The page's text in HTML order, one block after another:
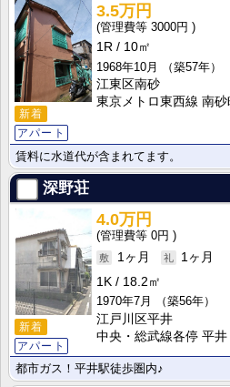
新着
アパート
3.5万円
3000円
1R
10㎡
1968年10月
（築57年）
江東区南砂
東京メトロ東西線 南
賃料に水道代が含まれてます。
深野荘
新着
アパート
4.0万円
0円
1ヶ月
1ヶ月
1K
18.2㎡
1970年7月
（築56年）
江戸川区平井
中央・総武線各停 平
都市ガス！平井駅徒歩圏内♪